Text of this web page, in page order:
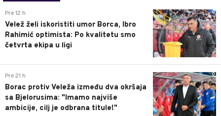
0
Pre 12 h
Velež želi iskoristiti umor Borca, Ibro
Rahimić optimista: Po kvalitetu smo
četvrta ekipa u ligi
0
Pre 21 h
Borac protiv Veleža između dva okršaja
sa Bjelorusima: "Imamo najviše
ambicije, cilj je odbrana titule!"